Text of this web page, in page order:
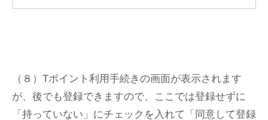
（８）Tポイント利用手続きの画面が表示されます
が、後でも登録できますので、ここでは登録せずに
「持っていない」にチェックを入れて「同意して登録